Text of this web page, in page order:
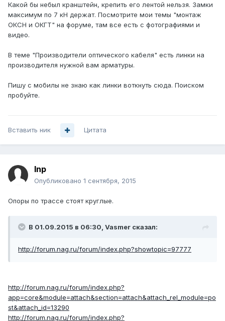
Какой бы небыл кранштейн, крепить его лентой нельзя. Замки
максимум по 7 кН держат. Посмотрите мои темы "монтаж
ОКСН и ОКГТ" на форуме, там все есть с фотографиями и
видео.
В теме "Производители оптического кабеля" есть линки на
производителя нужной вам арматуры.
Пишу с мобилы не знаю как линки воткнуть сюда. Поиском
пробуйте.
Вставить ник Цитата
Inp
Опубликовано 1 сентября, 2015
Опоры по трассе стоят круглые.
В 01.09.2015 в 06:30, Vasmer сказал:
http://forum.nag.ru/forum/index.php?showtopic=97777
http://forum.nag.ru/forum/index.php?
app=core&module=attach&section=attach&attach_rel_module=po
st&attach_id=13290
http://forum.nag.ru/forum/index.php?